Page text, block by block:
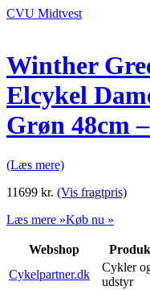
CVU Midtvest
Winther
Elcykel
Grøn 48cm
(Læs mere)
11699 kr. (Vis fragtpris)
Læs mere »Køb nu »
Webshop
Cykelpartner.dk
Cykler
udstyr